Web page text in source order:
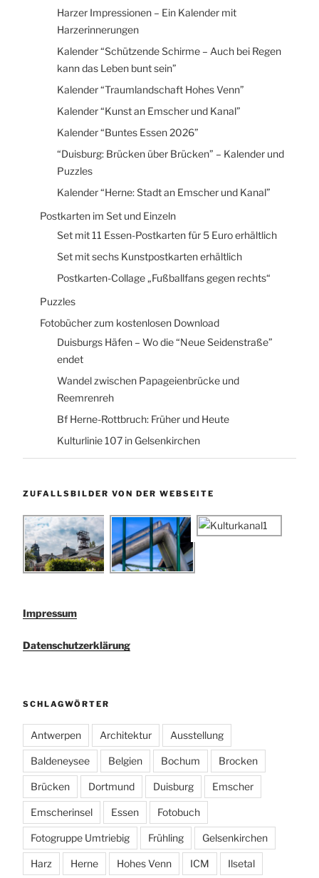
Harzer Impressionen – Ein Kalender mit
Harzerinnerungen
Kalender “Schützende Schirme – Auch bei Regen
kann das Leben bunt sein”
Kalender “Traumlandschaft Hohes Venn”
Kalender “Kunst an Emscher und Kanal”
Kalender “Buntes Essen 2026”
“Duisburg: Brücken über Brücken” – Kalender und
Puzzles
Kalender “Herne: Stadt an Emscher und Kanal”
Postkarten im Set und Einzeln
Set mit 11 Essen-Postkarten für 5 Euro erhältlich
Set mit sechs Kunstpostkarten erhältlich
Postkarten-Collage „Fußballfans gegen rechts“
Puzzles
Fotobücher zum kostenlosen Download
Duisburgs Häfen – Wo die “Neue Seidenstraße”
endet
Wandel zwischen Papageienbrücke und
Reemrenreh
Bf Herne-Rottbruch: Früher und Heute
Kulturlinie 107 in Gelsenkirchen
ZUFALLSBILDER VON DER WEBSEITE
Impressum
Datenschutzerklärung
SCHLAGWÖRTER
Antwerpen Architektur Ausstellung
Baldeneysee Belgien Bochum Brocken
Brücken Dortmund Duisburg Emscher
Emscherinsel Essen Fotobuch
Fotogruppe Umtriebig Frühling Gelsenkirchen
Harz Herne Hohes Venn ICM Ilsetal